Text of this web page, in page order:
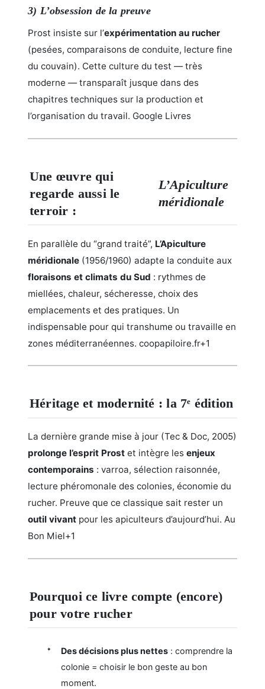
3) L’obsession de la preuve
Prost insiste sur l’expérimentation au rucher
(pesées, comparaisons de conduite, lecture fine
du couvain). Cette culture du test — très
moderne — transparaît jusque dans des
chapitres techniques sur la production et
l’organisation du travail. Google Livres
Une œuvre qui
regarde aussi le
terroir :
L’Apiculture
méridionale
En parallèle du “grand traité”, L’Apiculture
méridionale (1956/1960) adapte la conduite aux
floraisons et climats du Sud : rythmes de
miellées, chaleur, sécheresse, choix des
emplacements et des pratiques. Un
indispensable pour qui transhume ou travaille en
zones méditerranéennes. coopapiloire.fr+1
Héritage et modernité : la 7ᵉ édition
La dernière grande mise à jour (Tec & Doc, 2005)
prolonge l’esprit Prost et intègre les enjeux
contemporains : varroa, sélection raisonnée,
lecture phéromonale des colonies, économie du
rucher. Preuve que ce classique sait rester un
outil vivant pour les apiculteurs d’aujourd’hui. Au
Bon Miel+1
Pourquoi ce livre compte (encore)
pour votre rucher
Des décisions plus nettes : comprendre la
colonie = choisir le bon geste au bon
moment.